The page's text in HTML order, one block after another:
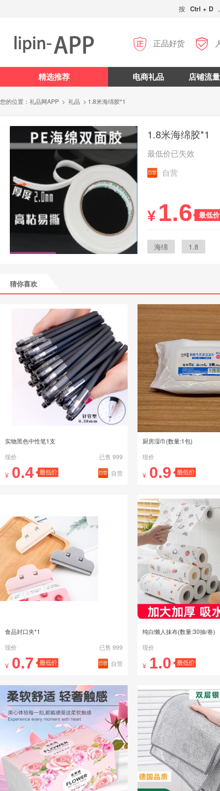
按 Ctrl + D
 正品好货 
精选推荐 电商礼品 店铺流量
您的位置： 礼品网APP > 礼品 > 1.8米海绵胶*1
1.8米海绵胶*1
最低价已失效
自营
最低价
¥ 1.6
海绵 1.8
猜你喜欢
实物黑色中性笔1支
现价
已售 999
¥ 0.4 自营
厨房湿巾(数量:1包)
现价
¥ 0.9
食品封口夹*1
现价
已售 999
¥ 0.7 自营
纯白懒人抹布(数量:30抽/卷)
现价
¥ 1.0